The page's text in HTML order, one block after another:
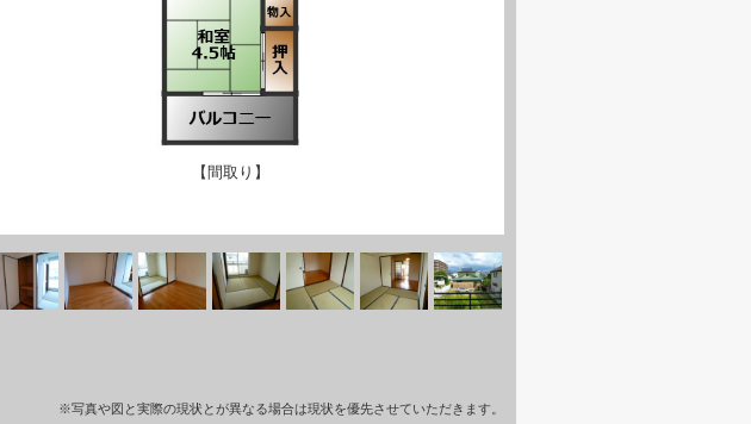
【間取り】
※写真や図と実際の現状とが異なる場合は現状を優先させていただきます。